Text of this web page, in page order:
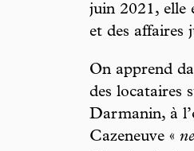
juin 2021, elle
et des affaires
On apprend
des locataires
Darmanin, à
Cazeneuve «